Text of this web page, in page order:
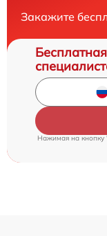
Закажите
Нажимая на кнопку